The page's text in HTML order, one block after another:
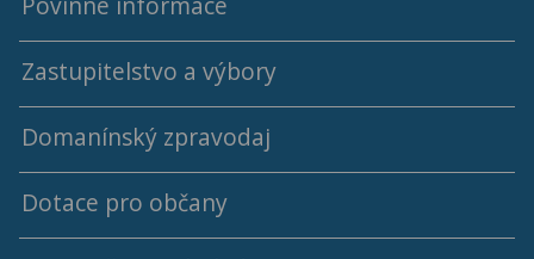
Zastupitelstvo a výbory
Programy a usnesení ZO
Archív programů a usnesení ZO
Domanínský zpravodaj
Archiv Domanínského zpravodaje
Dotace pro občany